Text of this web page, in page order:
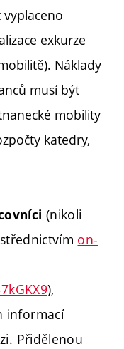
exkurze
Náklady
musí být
mobility
katedry,
(nikoli
on-
),
informací
Přidělenou